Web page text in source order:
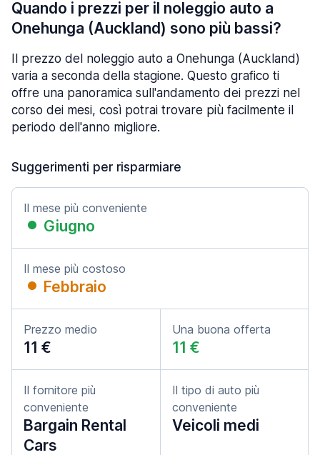
Quando i prezzi per il noleggio auto a
Onehunga (Auckland) sono più bassi?
Il prezzo del noleggio auto a Onehunga (Auckland)
varia a seconda della stagione. Questo grafico ti
offre una panoramica sull'andamento dei prezzi nel
corso dei mesi, così potrai trovare più facilmente il
periodo dell'anno migliore.
Suggerimenti per risparmiare
Il mese più conveniente
Giugno
Il mese più costoso
Febbraio
Prezzo medio
11 €
Una buona offerta
11 €
Il fornitore più
conveniente
Bargain Rental
Cars
Il tipo di auto più
conveniente
Veicoli medi